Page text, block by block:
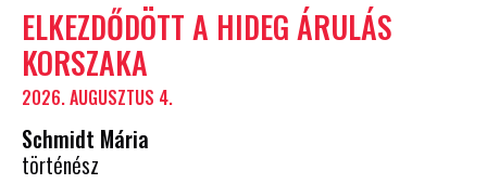
Szerző
írásai
ELKEZDŐDÖTT A HIDEG ÁRULÁS
KORSZAKA
2026. AUGUSZTUS 4.
Schmidt Mária
történész